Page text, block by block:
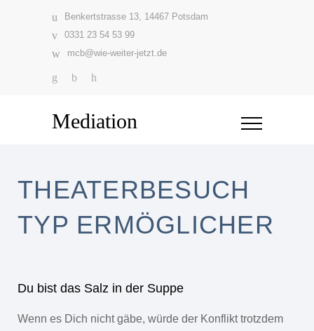
Benkertstrasse 13, 14467 Potsdam
0331 23 54 53 99
mcb@wie-weiter-jetzt.de
Mediation
THEATERBESUCH
TYP ERMÖGLICHER
Du bist das Salz in der Suppe
Wenn es Dich nicht gäbe, würde der Konflikt trotzdem